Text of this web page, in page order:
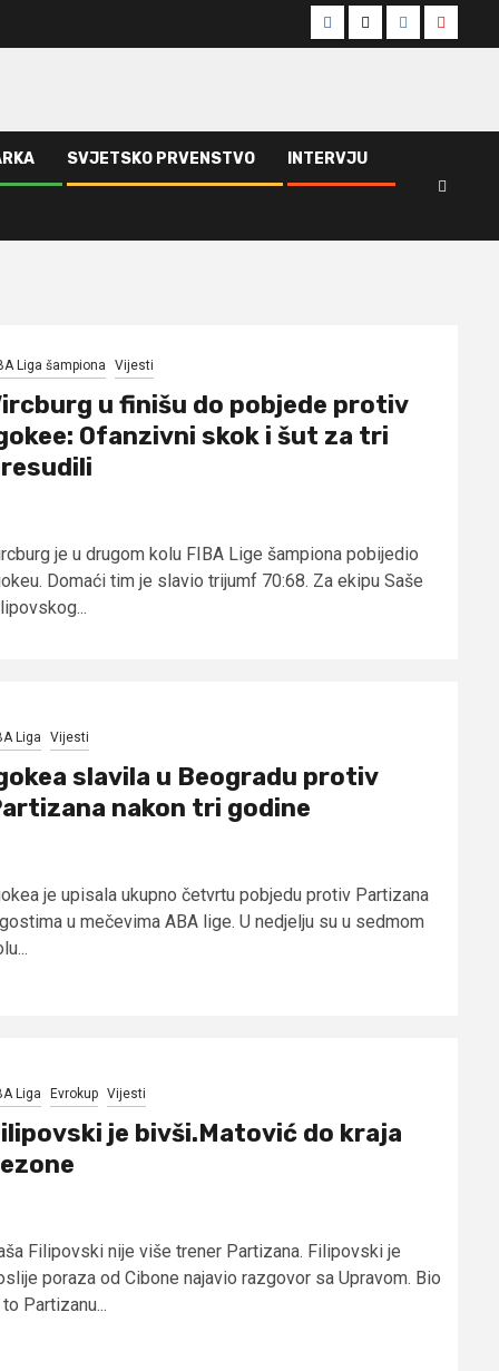
Facebook
TwitterInstagram
SVJETSKO PRVENSTVO INTERVJU
Liga šampiona Vijesti
u finišu do pobjede protiv
Ofanzivni skok i šut za tri
je u drugom kolu FIBA Lige šampiona pobijedio
Domaći tim je slavio trijumf 70:68. Za ekipu Saše
Liga Vijesti
slavila u Beogradu protiv
nakon tri godine
je upisala ukupno četvrtu pobjedu protiv Partizana
u mečevima ABA lige. U nedjelju su u sedmom
Liga Evrokup Vijesti
je bivši.Matović do kraja
Filipovski nije više trener Partizana. Filipovski je
poraza od Cibone najavio razgovor sa Upravom. Bio
Partizanu...